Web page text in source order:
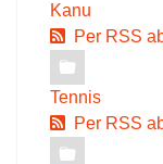
Kanu
Per RSS
Tennis
Per RSS